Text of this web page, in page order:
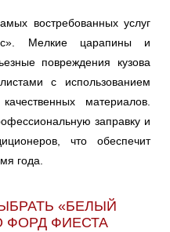
востребованных услуг
Мелкие царапины и
повреждения кузова
с использованием
материалов.
заправку и
что обеспечит
года.
«БЕЛЫЙ
ФОРД ФИЕСТА